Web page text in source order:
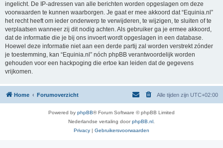
ingelicht. De IP-adressen van alle berichten worden opgeslagen om deze
voorwaarden te kunnen waarborgen. Je gaat er mee akkoord dat “Equinia.nl”
het recht heeft om ieder onderwerp te verwijderen, te wijzigen, te sluiten of te
verplaatsen wanneer zij dit nodig achten. Als gebruiker ga je ermee akkoord,
dat de informatie die je bij ons invoert wordt opgeslagen in een database.
Hoewel deze informatie niet aan een derde partij zal worden verstrekt zónder
je toestemming, kan “Equinia.nl” nóch phpBB verantwoordelijk worden
gehouden voor een hackpoging die ertoe kan leiden dat de gegevens
vrijkomen.
Home Forumoverzicht Alle tijden zijn UTC+02:00
Powered by phpBB® Forum Software © phpBB Limited
Nederlandse vertaling doorphpBB.nl
Privacy | Gebruikersvoorwaarden